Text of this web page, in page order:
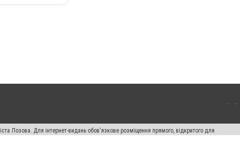
Лозова. Для інтернет-видань обов'язкове розміщення прямого, відкритого для